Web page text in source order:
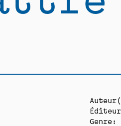
Genre: